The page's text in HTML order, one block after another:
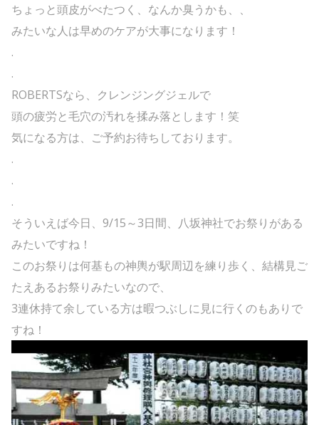
ちょっと頭皮がべたつく、なんか臭うかも、、
みたいな人は早めのケアが大事になります！
.
.
ROBERTSなら、クレンジングジェルで
頭の疲労と毛穴の汚れを揉み落とします！笑
気になる方は、ご予約お待ちしております。
.
.
.
そういえば今日、9/15～3日間、八坂神社でお祭りがある
みたいですね！
このお祭りは何基もの神輿が駅周辺を練り歩く、結構見ご
たえあるお祭りみたいなので、
3連休持て余している方は暇つぶしに見に行くのもありで
すね！